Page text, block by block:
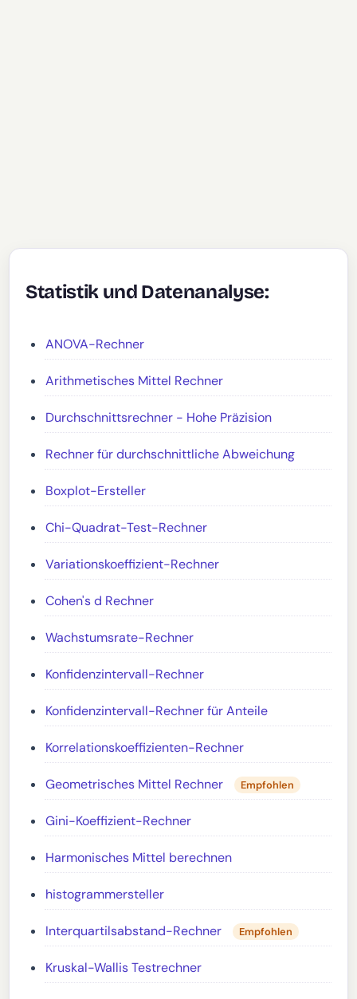
Statistik und Datenanalyse:
ANOVA-Rechner
Arithmetisches Mittel Rechner
Durchschnittsrechner - Hohe Präzision
Rechner für durchschnittliche Abweichung
Boxplot-Ersteller
Chi-Quadrat-Test-Rechner
Variationskoeffizient-Rechner
Cohen's d Rechner
Wachstumsrate-Rechner
Konfidenzintervall-Rechner
Konfidenzintervall-Rechner für Anteile
Korrelationskoeffizienten-Rechner
Geometrisches Mittel Rechner Empfohlen
Gini-Koeffizient-Rechner
Harmonisches Mittel berechnen
histogrammersteller
Interquartilsabstand-Rechner Empfohlen
Kruskal-Wallis Testrechner